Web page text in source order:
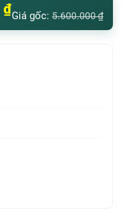
₫Giá gốc: 5.600.000₫